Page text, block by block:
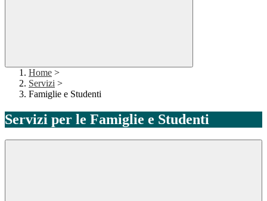
Home >
Servizi >
Famiglie e Studenti
Servizi per le Famiglie e Studenti